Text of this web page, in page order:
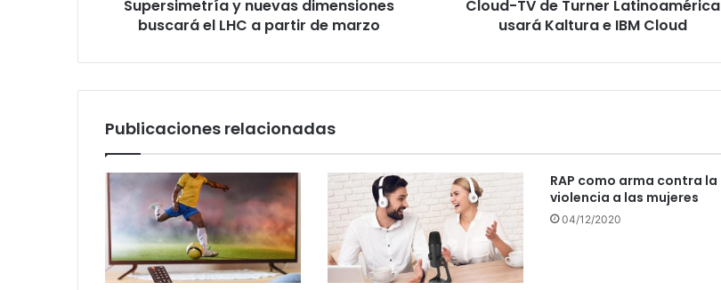
Supersimetría y nuevas dimensiones
buscará el LHC a partir de marzo
CloudCloud-TV de Turner Latinoamérica
usará Kaltura e IBM Cloud
Publicaciones relacionadas
RAP como arma contra la
violencia a las mujeres
04/12/2020